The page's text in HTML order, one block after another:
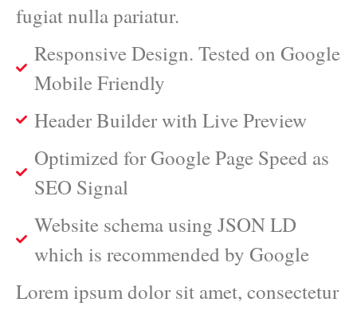
fugiat nulla pariatur.
Responsive Design. Tested on Google
Mobile Friendly
Header Builder with Live Preview
Optimized for Google Page Speed as
SEO Signal
Website schema using JSON LD
which is recommended by Google
Lorem ipsum dolor sit amet, consectetur